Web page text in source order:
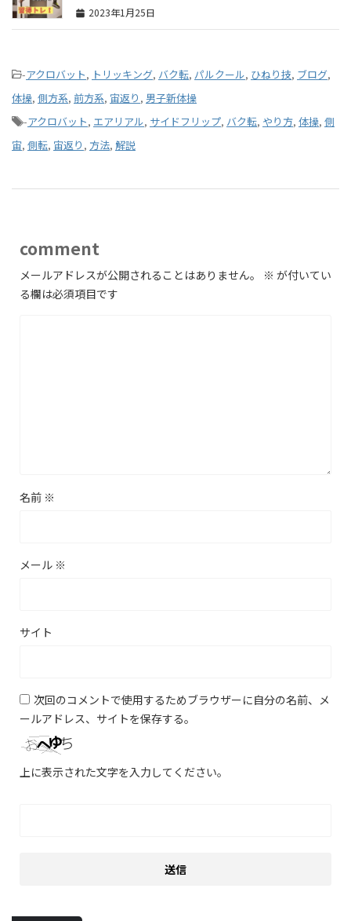
2023年1月25日
-アクロバット, トリッキング, バク転, パルクール, ひねり技, ブログ,
体操, 側方系, 前方系, 宙返り , 男子新体操
-アクロバット, エアリアル, サイドフリップ, バク転, やり方, 体操, 側
宙, 側転, 宙返り , 方法, 解説
comment
メールアドレスが公開されることはありません。 ※ が付いてい
る欄は必須項目です
名前 ※
メール ※
サイト
次回のコメントで使用するためブラウザーに自分の名前、メ
ールアドレス、サイトを保存する。
上に表示された文字を入力してください。